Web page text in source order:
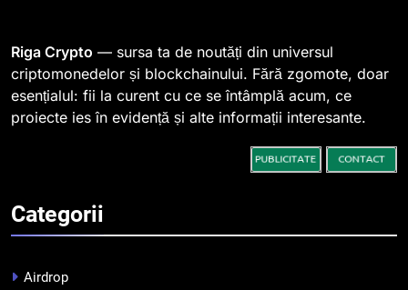
Regulamentul MiCA privind
serviciile crypto, obligatoriu de
la 1 iulie în România
INFO
4
Riga Crypto — sursa ta de noutăți din universul
criptomonedelor și blockchainului. Fără zgomote, doar
esențialul: fii la curent cu ce se întâmplă acum, ce
proiecte ies în evidență și alte informații interesante.
Categorii
Airdrop